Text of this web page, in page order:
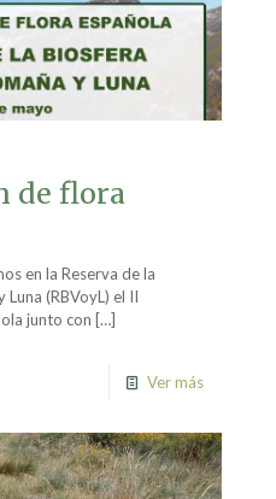
de flora
en la Reserva de la
(RBVoyL) el II
junto con […]
Ver más